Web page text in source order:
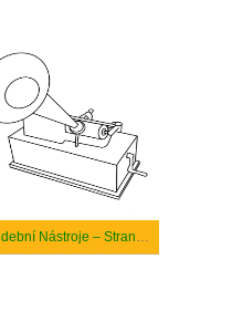
Hudební Nástroje – Strana 15